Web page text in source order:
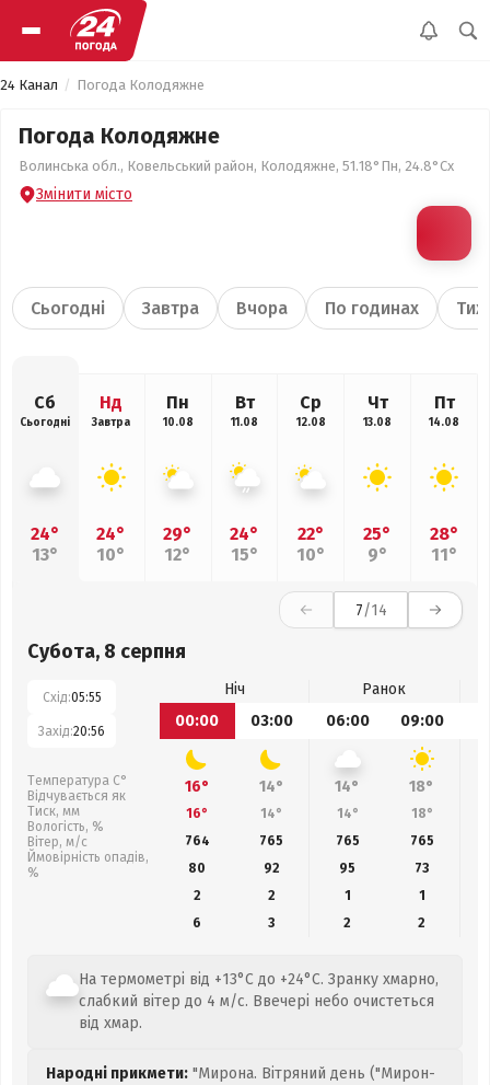
24 Канал Погода Колодяжне
Погода Колодяжне
Волинська обл., Ковельський район, Колодяжне, 51.18°Пн, 24.8°Сх
Змінити місто
Сьогодні Завтра Вчора По годинах
Сб
Сьогодні
24°
13°
Нд
Завтра
24°
10°
Пн
10.08
29°
12°
Вт
11.08
24°
15°
Ср
12.08
22°
10°
Чт
13.08
25°
9°
Пт
14.08
28°
11°
7/14
Субота, 8 серпня
Схід:05:55
Захід:20:56
Температура С°
Відчувається як
Тиск, мм
Вологість, %
Вітер, м/с
Ймовірність опадів,
%
Ніч
Ранок
00:00
03:00 06:00 09:00
16° 14° 14° 18°
16° 14° 14° 18°
764
765 765 765
80
92 95 73
2
2 1
1
6
3 2 2
На термометрі від +13°C до +24°C. Зранку хмарно,
слабкий вітер до 4 м/с. Ввечері небо очистеться
від хмар.
Народні прикмети: "Мирона. Вітряний день ("Мирон-